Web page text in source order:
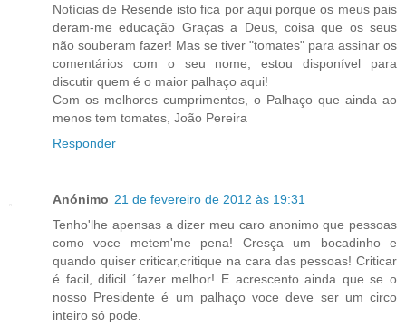
Notícias de Resende isto fica por aqui porque os meus pais
deram-me educação Graças a Deus, coisa que os seus
não souberam fazer! Mas se tiver "tomates" para assinar os
comentários com o seu nome, estou disponível para
discutir quem é o maior palhaço aqui!
Com os melhores cumprimentos, o Palhaço que ainda ao
menos tem tomates, João Pereira
Responder
Anónimo 21 de fevereiro de 2012 às 19:31
Tenho'lhe apensas a dizer meu caro anonimo que pessoas
como voce metem'me pena! Cresça um bocadinho e
quando quiser criticar,critique na cara das pessoas! Criticar
é facil, dificil ´fazer melhor! E acrescento ainda que se o
nosso Presidente é um palhaço voce deve ser um circo
inteiro só pode.